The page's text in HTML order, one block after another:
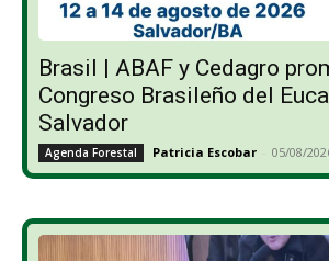
Brasil | ABAF y Cedagro
Congreso Brasileño del
Salvador
Agenda Forestal Patricia Escobar - 05/08/